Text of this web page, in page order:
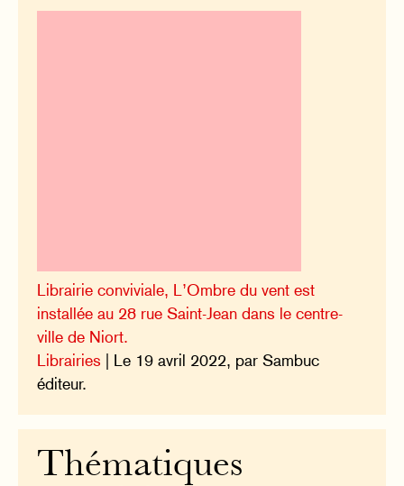
Librairie conviviale, L’Ombre du vent est
installée au 28 rue Saint-Jean dans le centre-
ville de Niort.
Librairies | Le 19 avril 2022, par Sambuc
éditeur.
Thématiques